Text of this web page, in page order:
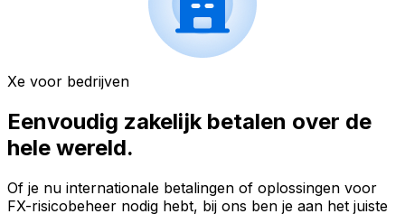
Xe voor bedrijven
Eenvoudig zakelijk betalen over de
hele wereld.
Of je nu internationale betalingen of oplossingen voor
FX-risicobeheer nodig hebt, bij ons ben je aan het juiste